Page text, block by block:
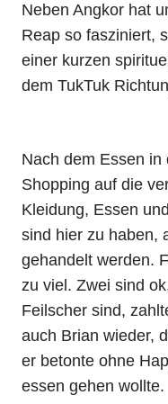
Neben Angkor hat
Reap so fasziniert,
einer kurzen
dem TukTuk
Nach dem Essen in
Shopping auf die
Kleidung, Essen
sind hier zu haben,
gehandelt werden.
zu viel. Zwei sind
Feilscher sind,
auch Brian wieder,
er betonte ohne
essen gehen wollte.